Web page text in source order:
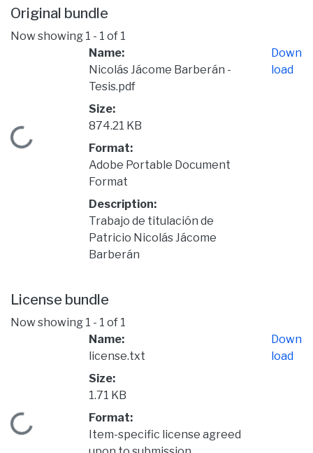
Original bundle
Now showing 1 - 1 of 1
Loading...
Name:
Nicolás Jácome Barberán -
Tesis.pdf
Size:
874.21 KB
Format:
Adobe Portable Document
Format
Description:
Trabajo de titulación de
Patricio Nicolás Jácome
Barberán
Down
load
License bundle
Now showing 1 - 1 of 1
Loading...
Name:
license.txt
Size:
1.71 KB
Format:
Item-specific license agreed
Down
load